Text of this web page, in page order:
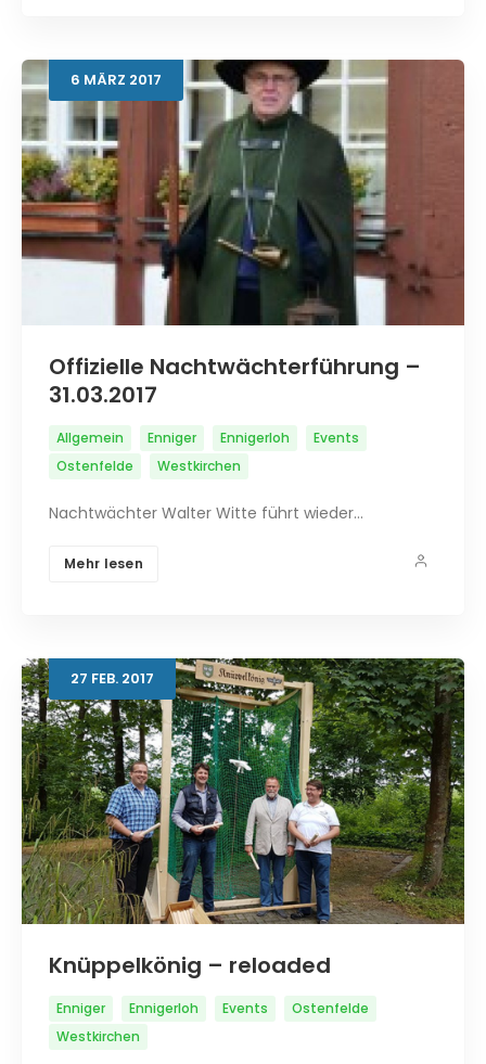
6 MÄRZ 2017
Offizielle Nachtwächterführung –
31.03.2017
Allgemein Enniger Ennigerloh
Events
Ostenfelde
Westkirchen
Nachtwächter Walter Witte führt wieder…
Mehr lesen
27 FEB. 2017
Knüppelkönig – reloaded
Enniger Ennigerloh Events
Ostenfelde
Westkirchen